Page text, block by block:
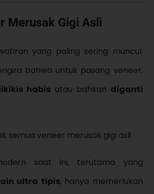
Merusak Gigi Asli
yang paling sering muncul.
bahwa untuk pasang veneer,
habis atau bahkan diganti
semua veneer merusak gigi asli.
saat ini, terutama yang
ultra tipis, hanya memerlukan